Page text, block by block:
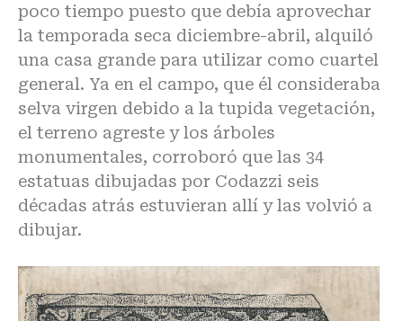
poco tiempo puesto que debía aprovechar
la temporada seca diciembre-abril, alquiló
una casa grande para utilizar como cuartel
general. Ya en el campo, que él consideraba
selva virgen debido a la tupida vegetación,
el terreno agreste y los árboles
monumentales, corroboró que las 34
estatuas dibujadas por Codazzi seis
décadas atrás estuvieran allí y las volvió a
dibujar.